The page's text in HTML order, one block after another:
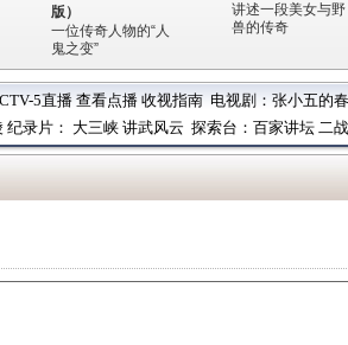
版）
一位传奇人物的“人
鬼之变”
讲述一段美女与野
兽的传奇
5直播查看点播 收视指南 电视剧： 张小五的
纪录片： 大三峡 讲武风云 探索台： 百家讲坛 二